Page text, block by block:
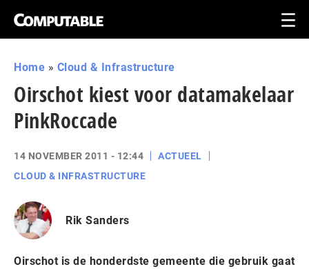
Home » Cloud & Infrastructure
Oirschot kiest voor datamakelaar
PinkRoccade
14 NOVEMBER 2011 - 12:44
ACTUEEL
CLOUD & INFRASTRUCTURE
Rik Sanders
Oirschot is de honderdste gemeente die gebruik gaat